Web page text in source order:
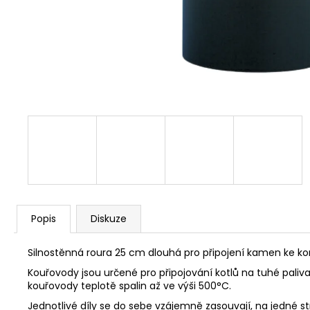
Popis Diskuze
Silnostěnná roura 25 cm dlouhá pro připojení kamen ke
Kouřovody jsou určené pro připojování kotlů na tuhé
kouřovody teplotě spalin až ve výši 500°C.
Jednotlivé díly se do sebe vzájemně zasouvají, na jedné